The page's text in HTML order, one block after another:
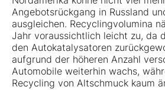
Angebotsrückgang in Russland
ausgleichen. Recyclingvolumina
Jahr voraussichtlich leicht zu, da
den Autokatalysatoren
aufgrund der höheren Anzahl
Automobile weiterhin wachs,
Recycling von Altschmuck kaum